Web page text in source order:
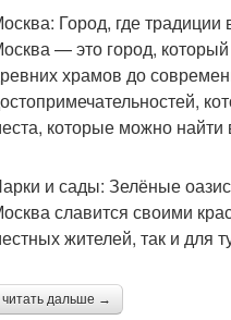
Город, где
— это город,
храмов до
которые можно найти
и сады: Зелёные
славится своими
жителей, так и для
читать дальше →